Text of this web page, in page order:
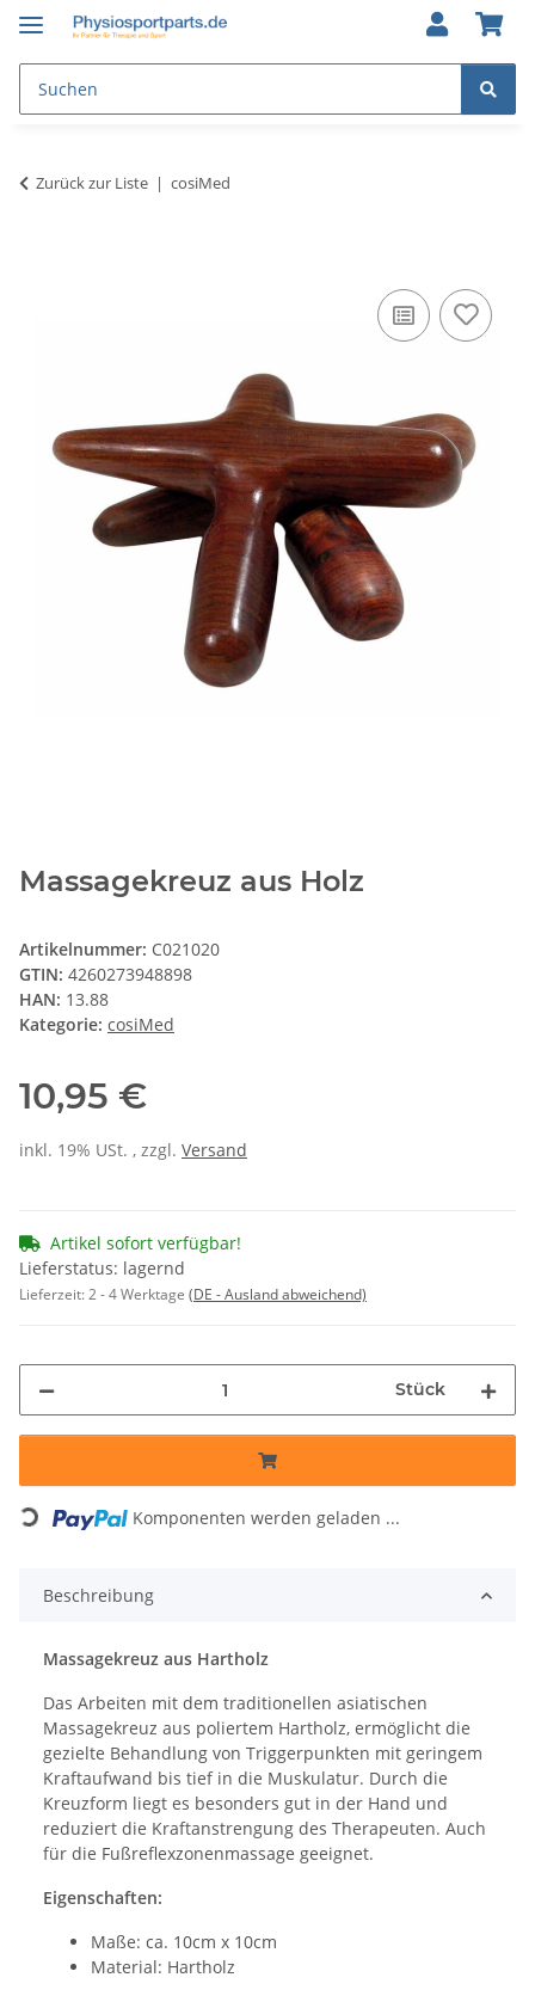
Zurück zur Liste cosiMed
Massagekreuz aus Holz
Artikelnummer: C021020
GTIN: 4260273948898
HAN: 13.88
Kategorie: cosiMed
10,95 €
inkl. 19% USt. , zzgl. Versand
Artikel sofort verfügbar!
Lieferstatus: lagernd
Lieferzeit:2 - 4 Werktage (DE - Ausland abweichend)
Stück
Loading... Komponenten werden geladen ...
Beschreibung
Massagekreuz aus Hartholz
Das Arbeiten mit dem traditionellen asiatischen
Massagekreuz aus poliertem Hartholz, ermöglicht die
gezielte Behandlung von Triggerpunkten mit geringem
Kraftaufwand bis tief in die Muskulatur. Durch die
Kreuzform liegt es besonders gut in der Hand und
reduziert die Kraftanstrengung des Therapeuten. Auch
für die Fußreflexzonenmassage geeignet.
Eigenschaften:
Maße: ca. 10cm x 10cm
Material: Hartholz